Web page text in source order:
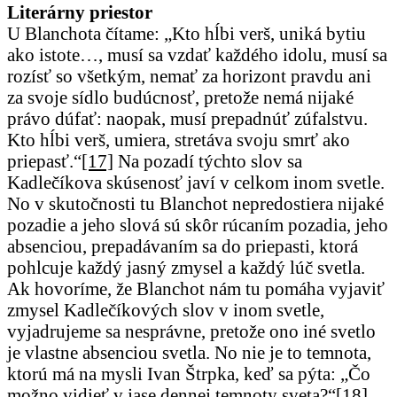
Literárny priestor
U Blanchota čítame: „Kto hĺbi verš, uniká bytiu
ako istote…, musí sa vzdať každého idolu, musí sa
rozísť so všetkým, nemať za horizont pravdu ani
za svoje sídlo budúcnosť, pretože nemá nijaké
právo dúfať: naopak, musí prepadnúť zúfalstvu.
Kto hĺbi verš, umiera, stretáva svoju smrť ako
priepasť.“[17] Na pozadí týchto slov sa
Kadlečíkova skúsenosť javí v celkom inom svetle.
No v skutočnosti tu Blanchot nepredostiera nijaké
pozadie a jeho slová sú skôr rúcaním pozadia, jeho
absenciou, prepadávaním sa do priepasti, ktorá
pohlcuje každý jasný zmysel a každý lúč svetla.
Ak hovoríme, že Blanchot nám tu pomáha vyjaviť
zmysel Kadlečíkových slov v inom svetle,
vyjadrujeme sa nesprávne, pretože ono iné svetlo
je vlastne absenciou svetla. No nie je to temnota,
ktorú má na mysli Ivan Štrpka, keď sa pýta: „Čo